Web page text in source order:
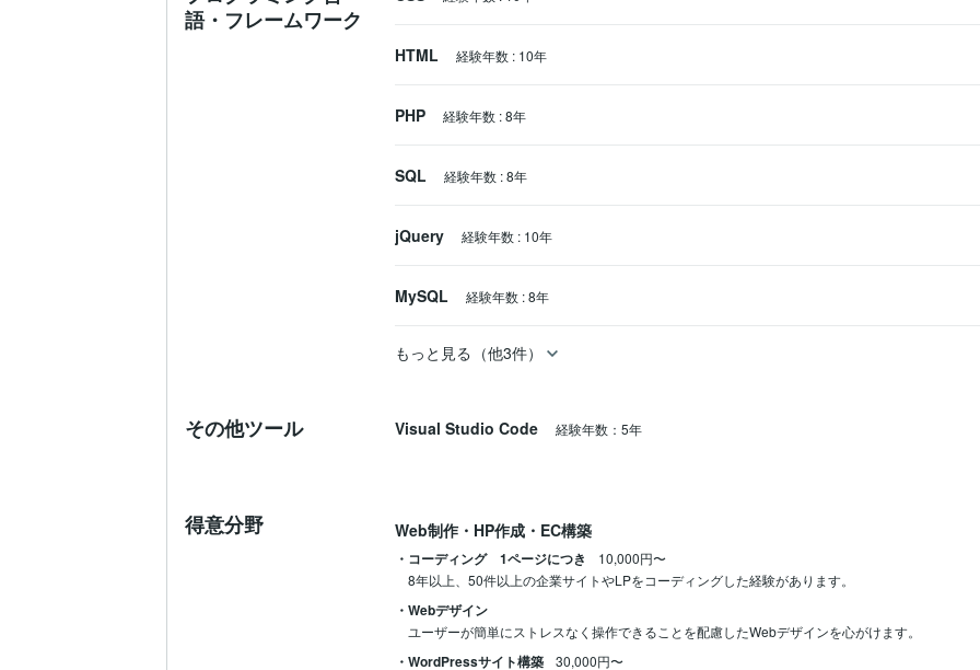
語・フレームワーク
HTML 経験年数 : 10年
PHP 経験年数 :8年
SQL 経験年数 :8年
jQuery 経験年数 : 10年
MySQL 経験年数 :8年
もっと見る（他3件）
その他ツール Visual Studio Code 経験年数：5年
得意分野 Web制作・HP作成・EC構築
・コーディング 1ページにつき
10,000円〜
8年以上、50件以上の企業サイトやLPをコーディングした経験があります。
・Webデザイン
ユーザーが簡単にストレスなく操作できることを配慮したWebデザインを心がけます。
・WordPressサイト構築 30,000円〜